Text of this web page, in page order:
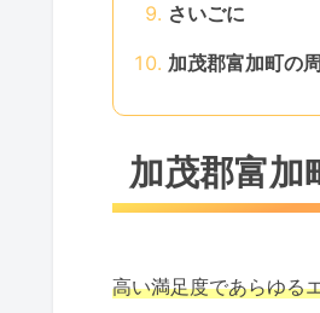
さいごに
加茂郡富加町の
加茂郡富
高い満足度であらゆる